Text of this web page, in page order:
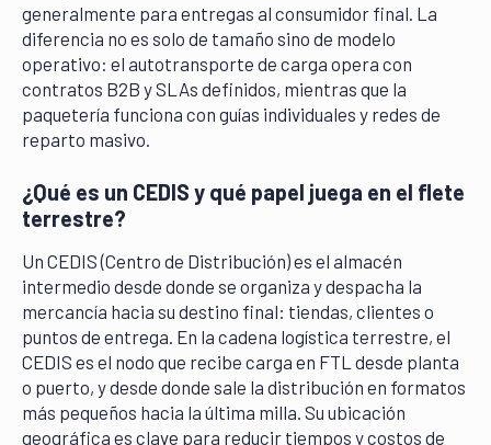
generalmente para entregas al consumidor final. La
diferencia no es solo de tamaño sino de modelo
operativo: el autotransporte de carga opera con
contratos B2B y SLAs definidos, mientras que la
paquetería funciona con guías individuales y redes de
reparto masivo.
¿Qué es un CEDIS y qué papel juega en el flete
terrestre?
Un CEDIS (Centro de Distribución) es el almacén
intermedio desde donde se organiza y despacha la
mercancía hacia su destino final: tiendas, clientes o
puntos de entrega. En la cadena logística terrestre, el
CEDIS es el nodo que recibe carga en FTL desde planta
o puerto, y desde donde sale la distribución en formatos
más pequeños hacia la última milla. Su ubicación
geográfica es clave para reducir tiempos y costos de